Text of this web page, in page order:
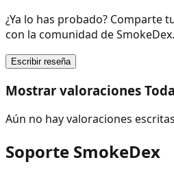
¿Ya lo has probado? Comparte
con la comunidad de SmokeDex.
Escribir reseña
Mostrar valoraciones
Aún no hay valoraciones
Soporte SmokeDex